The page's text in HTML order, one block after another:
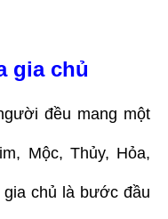
gia chủ
đều mang một
Mộc, Thủy, Hỏa,
chủ là bước đầu